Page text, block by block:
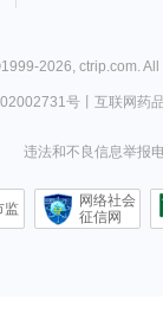
1999-2026, ctrip.com.
号丨 互联网药
违法和不良信息举报
监
网络社会
征信网